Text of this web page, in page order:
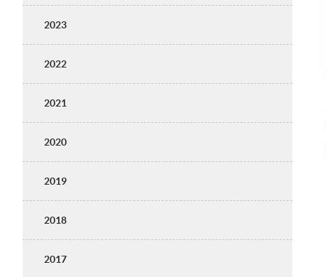
2023
2022
2021
2020
2019
2018
2017